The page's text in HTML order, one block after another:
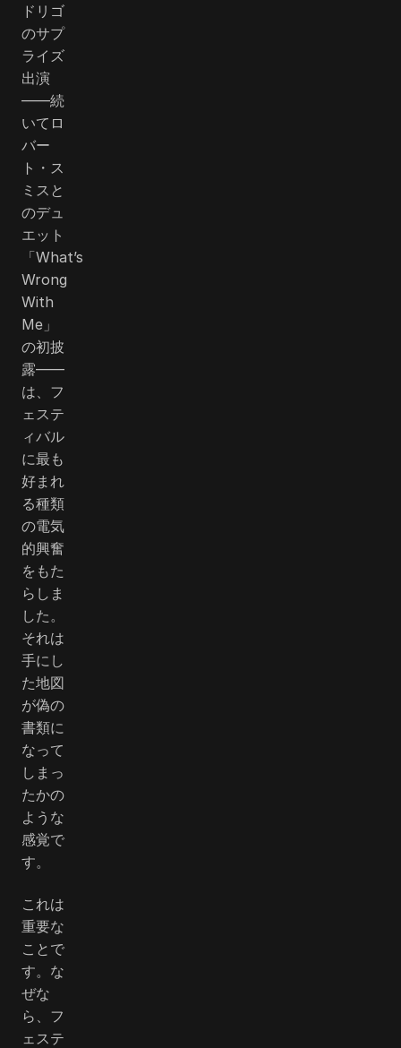
ドリゴ
のサプ
ライズ
出演
――続
いてロ
バー
ト・ス
ミスと
のデュ
エット
「What’s
Wrong
With
Me」
の初披
露――
は、フ
ェステ
ィバル
に最も
好まれ
る種類
の電気
的興奮
をもた
らしま
した。
それは
手にし
た地図
が偽の
書類に
なって
しまっ
たかの
ような
感覚で
す。
これは
重要な
ことで
す。な
ぜな
ら、フ
ェステ